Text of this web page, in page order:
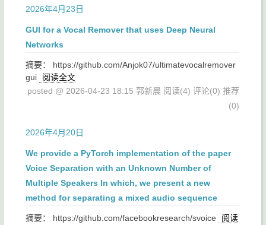
2026年4月23日
GUI for a Vocal Remover that uses Deep Neural
Networks
摘要： https://github.com/Anjok07/ultimatevocalremover
gui
阅读全文
posted @ 2026-04-23 18:15 郭新晨 阅读(4) 评论(0) 推荐
(0)
2026年4月20日
We provide a PyTorch implementation of the paper
Voice Separation with an Unknown Number of
Multiple Speakers In which, we present a new
method for separating a mixed audio sequence
摘要： https://github.com/facebookresearch/svoice
阅读